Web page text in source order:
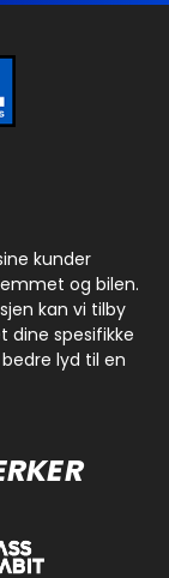
kunder
og bilen.
kan vi tilby
dine spesifikke
lyd til en